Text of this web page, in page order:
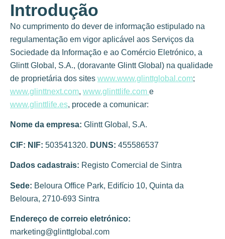
Introdução
No cumprimento do dever de informação estipulado na
regulamentação em vigor aplicável aos Serviços da
Sociedade da Informação e ao Comércio Eletrónico, a
Glintt Global, S.A., (doravante Glintt Global) na qualidade
de proprietária dos sites www.www.glinttglobal.com;
www.glinttnext.com, www.glinttlife.com e
www.glinttlife.es, procede a comunicar:
Nome da empresa: Glintt Global, S.A.
CIF: NIF: 503541320. DUNS: 455586537
Dados cadastrais: Registo Comercial de Sintra
Sede: Beloura Office Park, Edifício 10, Quinta da
Beloura, 2710-693 Sintra
Endereço de correio eletrónico:
marketing@glinttglobal.com